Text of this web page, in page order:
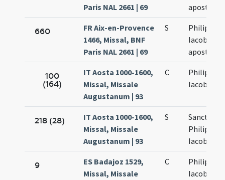
Paris NAL 2661 | 69
660
FR Aix-en-Provence
1466, Missal, BNF
Paris NAL 2661 | 69
S
Philippi et
Iacobi
100
(164)
IT Aosta 1000-1600,
Missal, Missale
Augustanum | 93
C
Philippi et
Iacobi
218 (28)
IT Aosta 1000-1600,
Missal, Missale
Augustanum | 93
S
Philippi et
Iacobi
9
ES Badajoz 1529,
Missal, Missale
C
Philippi et
Iacobi